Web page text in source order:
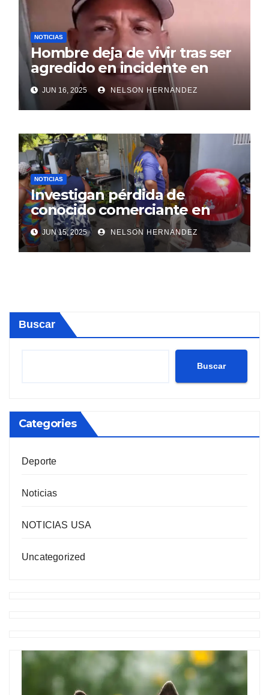
NOTICIAS
Hombre deja de vivir tras ser
agredido en incidente en
SDE
JUN 16, 2025 NELSON HERNANDEZ
NOTICIAS
Investigan pérdida de
conocido comerciante en
Sosúa
JUN 15, 2025 NELSON HERNANDEZ
Buscar
Buscar
Categories
Deporte
Noticias
NOTICIAS USA
Uncategorized